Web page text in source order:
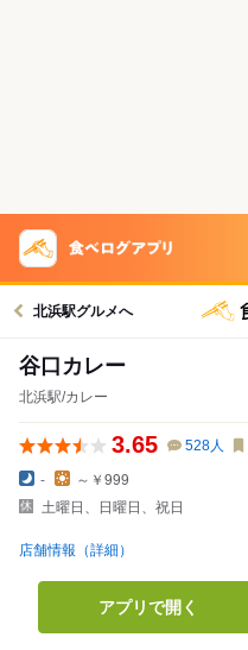
北浜駅グルメへ
谷口カレー
北浜駅/カレー
3.65 528人
-
～￥999
土曜日、日曜日、祝日
店舗情報（詳細）
アプリで開く